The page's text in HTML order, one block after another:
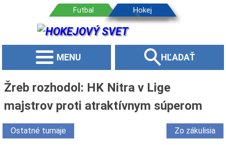
MENU HĽADAŤ
Žreb rozhodol: HK Nitra v Lige
majstrov proti atraktívnym súperom
Ostatné turnaje Zo zákulisia